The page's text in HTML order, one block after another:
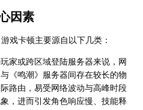
因素
戏卡顿主要源自以下几类：
玩家或跨区域登陆服务器来说，网
《鸣潮》服务器间存在较长的物
路由，易受网络波动与高峰时段
，进而引发角色响应慢、技能释